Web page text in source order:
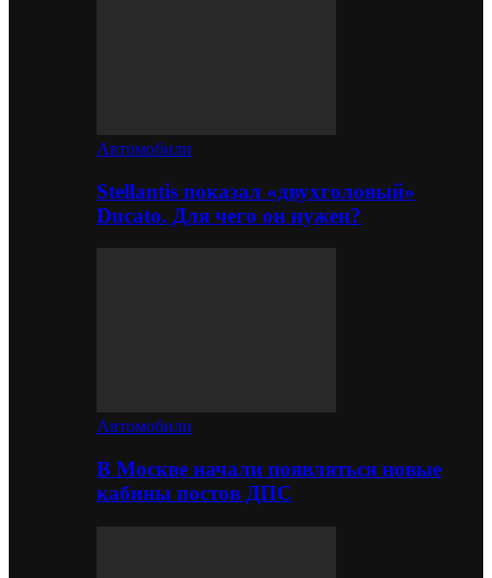
Автомобили
Stellantis показал «двухголовый»
Ducato. Для чего он нужен?
Автомобили
В Москве начали появляться новые
кабины постов ДПС